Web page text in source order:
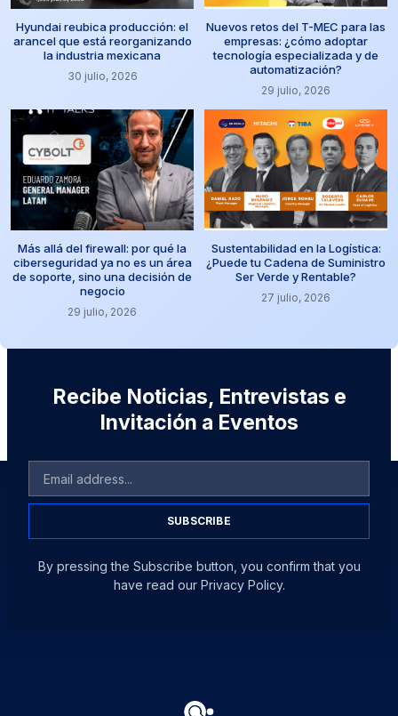
Hyundai reubica producción: el
arancel que está reorganizando
la industria mexicana
30 julio, 2026
Nuevos retos del T-MEC para las
empresas: ¿cómo adoptar
tecnología especializada y de
automatización?
29 julio, 2026
Más allá del firewall: por qué la
ciberseguridad ya no es un área
de soporte, sino una decisión de
negocio
29 julio, 2026
Sustentabilidad en la Logística:
¿Puede tu Cadena de Suministro
Ser Verde y Rentable?
27 julio, 2026
Recibe Noticias, Entrevistas e
Invitación a Eventos
SUBSCRIBE
By pressing the Subscribe button, you confirm that you
have read our Privacy Policy.